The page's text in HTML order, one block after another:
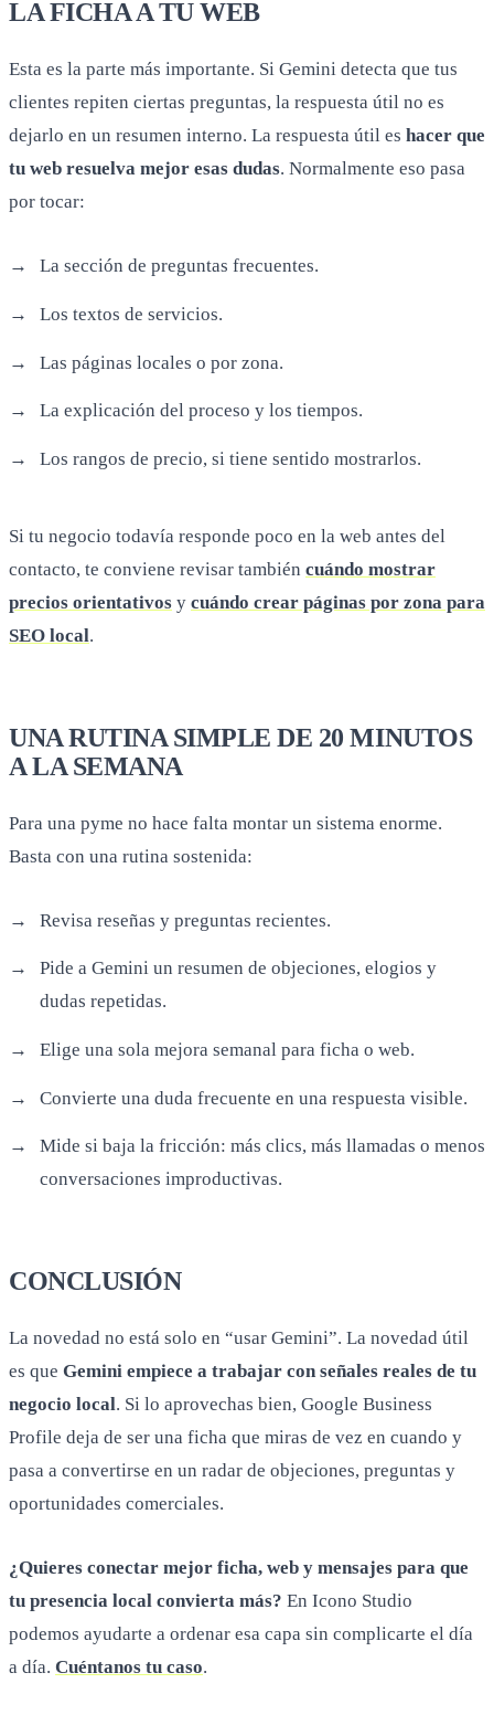
LA FICHA A TU WEB
Esta es la parte más importante. Si Gemini detecta que tus
clientes repiten ciertas preguntas, la respuesta útil no es
dejarlo en un resumen interno. La respuesta útil es hacer que
tu web resuelva mejor esas dudas. Normalmente eso pasa
por tocar:
La sección de preguntas frecuentes.
Los textos de servicios.
Las páginas locales o por zona.
La explicación del proceso y los tiempos.
Los rangos de precio, si tiene sentido mostrarlos.
Si tu negocio todavía responde poco en la web antes del
contacto, te conviene revisar también cuándo mostrar
precios orientativos y cuándo crear páginas por zona para
SEO local.
UNA RUTINA SIMPLE DE 20 MINUTOS
A LA SEMANA
Para una pyme no hace falta montar un sistema enorme.
Basta con una rutina sostenida:
Revisa reseñas y preguntas recientes.
Pide a Gemini un resumen de objeciones, elogios y
dudas repetidas.
Elige una sola mejora semanal para ficha o web.
Convierte una duda frecuente en una respuesta visible.
Mide si baja la fricción: más clics, más llamadas o menos
conversaciones improductivas.
CONCLUSIÓN
La novedad no está solo en “usar Gemini”. La novedad útil
es que Gemini empiece a trabajar con señales reales de tu
negocio local. Si lo aprovechas bien, Google Business
Profile deja de ser una ficha que miras de vez en cuando y
pasa a convertirse en un radar de objeciones, preguntas y
oportunidades comerciales.
¿Quieres conectar mejor ficha, web y mensajes para que
tu presencia local convierta más? En Icono Studio
podemos ayudarte a ordenar esa capa sin complicarte el día
a día. Cuéntanos tu caso.